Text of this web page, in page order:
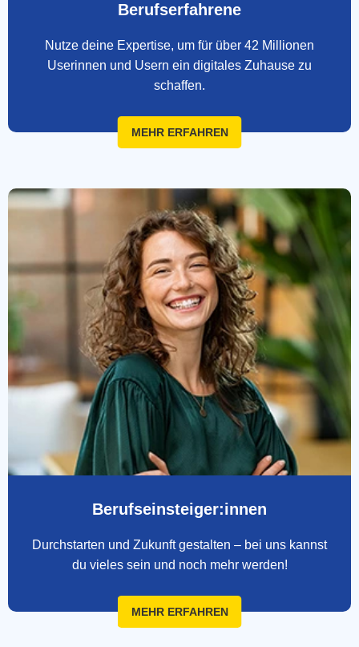
Berufserfahrene
Nutze deine Expertise, um für über 42 Millionen
Userinnen und Usern ein digitales Zuhause zu
schaffen.
MEHR ERFAHREN
Berufseinsteiger:innen
Durchstarten und Zukunft gestalten – bei uns kannst
du vieles sein und noch mehr werden!
MEHR ERFAHREN